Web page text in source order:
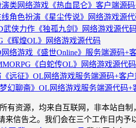
类网络游戏《热血昆仑》客户端源
角色扮演《星尘传说》网络游戏源
武侠力作《独孤九剑》网络游戏源代
《辉煌OL》网络游戏源代码
络游戏《盛世Online》服务端源码+
《白蛇传OL》网络游戏源代
远征》OL网络游戏服务端源码+客
幻聊斋》OL网络游戏服务端源代码+
有资源，均来自互联网，非本站自制
来信告之。我们会在三个工作日内予